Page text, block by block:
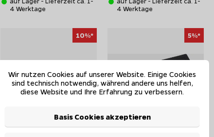
4 Werktage
4 Werktage
10%* 5%*
Wir nutzen Cookies auf unserer Website. Einige Cookies
sind technisch notwendig, während andere uns helfen,
diese Website und Ihre Erfahrung zu verbessern.
Basis Cookies akzeptieren